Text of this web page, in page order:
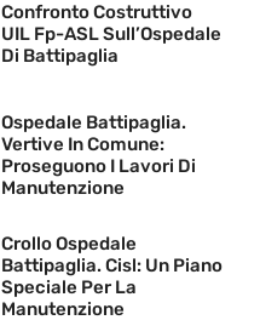
Confronto Costruttivo
UIL Fp-ASL Sull’Ospedale
Di Battipaglia
Ospedale Battipaglia.
Vertive In Comune:
Proseguono I Lavori Di
Manutenzione
Crollo Ospedale
Battipaglia. Cisl: Un Piano
Speciale Per La
Manutenzione